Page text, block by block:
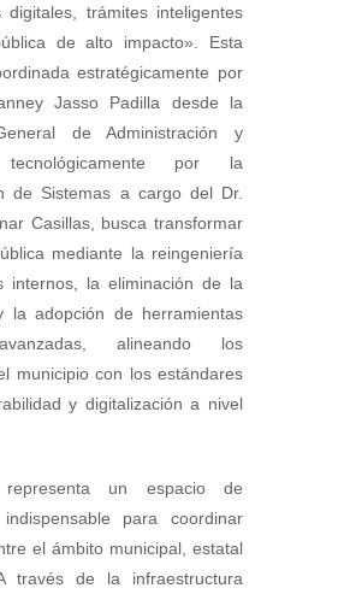
digitales, trámites inteligentes
de alto impacto». Esta
estratégicamente por
Jasso Padilla desde la
de Administración y
tecnológicamente por la
de Sistemas a cargo del Dr.
Casillas, busca transformar
mediante la reingeniería
internos, la eliminación de la
la adopción de herramientas
alineando los
municipio con los estándares
y digitalización a nivel
un espacio de
para coordinar
el ámbito municipal, estatal
través de la infraestructura